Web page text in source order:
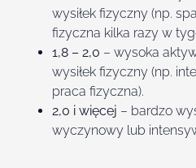
wysiłek fizyczny (np.
fizyczna kilka razy w
1,8 – 2,0 – wysoka
wysiłek fizyczny (np.
praca fizyczna).
2,0 i więcej – bardzo
wyczynowy lub